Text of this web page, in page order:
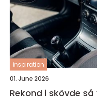
inspiration
01. June 2026
Rekond i skövde så får du bilen att kännas